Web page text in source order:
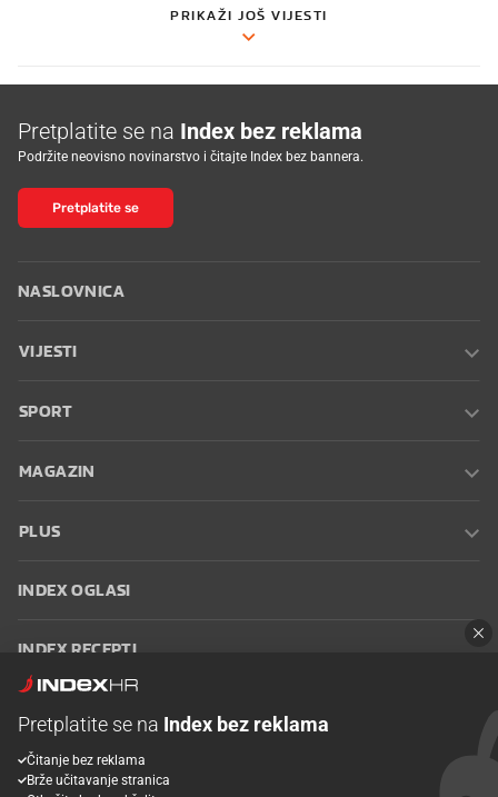
PRIKAŽI JOŠ VIJESTI
Pretplatite se na Index bez reklama
Podržite neovisno novinarstvo i čitajte Index bez bannera.
Pretplatite se
NASLOVNICA
VIJESTI
SPORT
MAGAZIN
PLUS
INDEX OGLASI
INDEX RECEPTI
Oglašavanje Zaposli se na Indexu
korištenja
Postavke kolačića
Pretplatite se na Index bez reklama
Čitanje bez reklama
Brže učitavanje stranica